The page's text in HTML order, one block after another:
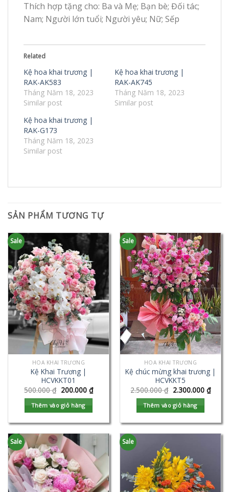
Thích hợp tặng cho: Ba và Mẹ; Bạn bè; Đối tác;
Nam; Người lớn tuổi; Người yêu; Nữ; Sếp
Related
Kệ hoa khai trương |
RAK-AK583
Tháng Năm 18, 2023
Similar post
Kệ hoa khai trương |
RAK-AK745
Tháng Năm 18, 2023
Similar post
Kệ hoa khai trương |
RAK-G173
Tháng Năm 18, 2023
Similar post
SẢN PHẨM TƯƠNG TỰ
Sale
HOA KHAI TRƯƠNG
Kệ Khai Trương |
HCVKKT01
500.000₫ 200.000 ₫
Thêm vào giỏ hàng
Sale
HOA KHAI TRƯƠNG
Kệ chúc mừng khai trương |
HCVKKT5
2.500.000₫ 2.300.000 ₫
Thêm vào giỏ hàng
Sale Sale